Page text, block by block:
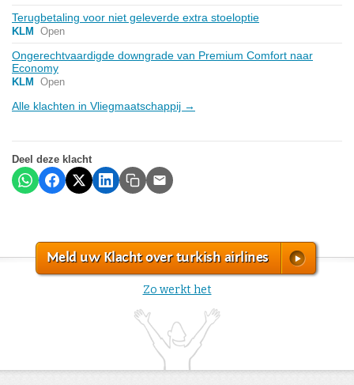
Terugbetaling voor niet geleverde extra stoeloptie
KLM Open
Ongerechtvaardigde downgrade van Premium Comfort naar
Economy
KLM Open
Alle klachten in Vliegmaatschappij →
Deel deze klacht
Meld uw Klacht over turkish airlines
Zo werkt het